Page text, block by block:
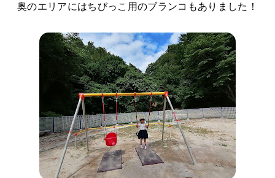
奥のエリアにはちびっこ用のブランコもありました！